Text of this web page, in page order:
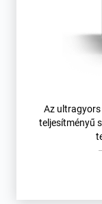
Az
teljesítményű